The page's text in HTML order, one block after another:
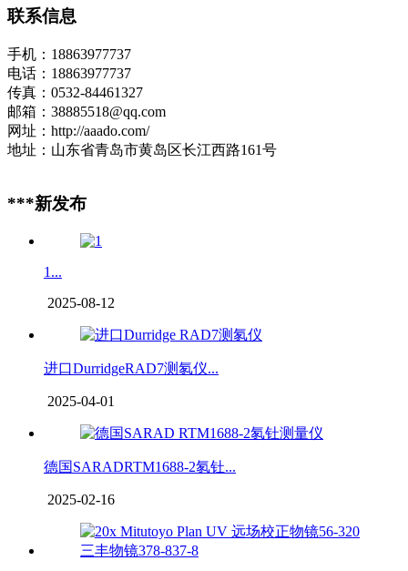
联系信息
手机：18863977737
电话：18863977737
传真：0532-84461327
邮箱：38885518@qq.com
网址：http://aaado.com/
地址：山东省青岛市黄岛区长江西路161号
***新发布
1...
2025-08-12
进口DurridgeRAD7测氡仪...
2025-04-01
德国SARADRTM1688-2氡钍...
2025-02-16